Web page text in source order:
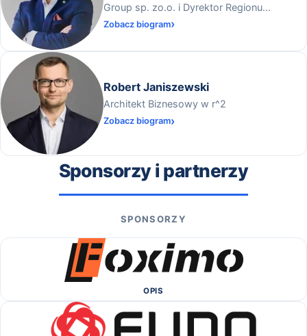
Group sp. zo.o. i Dyrektor Regionu
Ogólnopolskiej Federacji Przedsiębiorców i
Zobacz biogram
Robert Janiszewski
Architekt Biznesowy w r^2
Zobacz biogram
Sponsorzy i partnerzy
SPONSORZY
OPIS